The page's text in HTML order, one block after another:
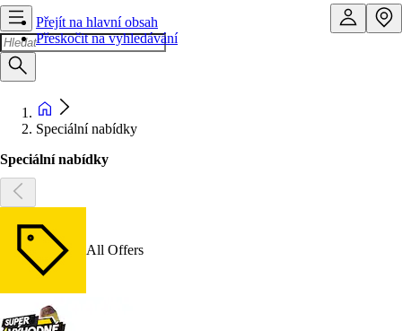
Přejít na hlavní obsah
Přeskočit na vyhledávání
Speciální nabídky
Speciální nabídky
All Offers